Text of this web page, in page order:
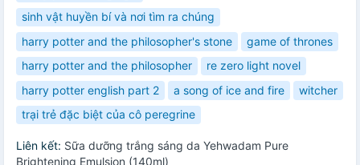
sinh vật huyền bí và nơi tìm ra chúng
harry potter and the philosopher's stone
game of thrones
harry potter and the philosopher
re zero light novel
harry potter english part 2
a song of ice and fire
witcher
trại trẻ đặc biệt của cô peregrine
Liên kết: Sữa dưỡng trắng sáng da Yehwadam Pure
Brightening Emulsion (140ml)